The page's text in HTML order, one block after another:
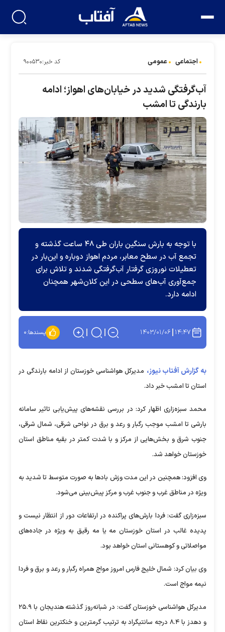
اجتماعی عمومی کد خبر:۹۰۰۵۳۰
آب‌گرفتگی شدید در خیابان‌های اهواز؛ ادامه
بارندگی تا امشب
با توجه به بارش سنگین باران طی ۴۸ ساعت گذشته و
تجمع آب در سطح معابر، مردم اهواز دوباره و این‌بار در
تعطیلات نوروزی گرفتار آب‌گرفتگی شدند و تلاش برای
جمع‌آوری آب‌های سطحی در این کلان‌شهر همچنان
ادامه دارد.
۱۴:۴۷ ۱۴۰۳/۰۱/۰۶ پسندها:۰
به گزارش آفتاب نیوز، مدیرکل هواشناسی خوزستان از ادامه بارندگی در
استان تا امشب خبر داد.
محمد سبزه‌زاری اظهار کرد: در بررسی نقشه‌های پیش‌یابی تاثیر سامانه
بارشی تا امشب موجب رگبار و رعد و برق در نواحی شرقی، شمال شرقی،
جنوب شرق و بخش‌هایی از مرکز و با شدت کمتر در بقیه مناطق استان
خوزستان خواهد شد.
وی افزود: همچنین در این مدت وزش باد‌ها به صورت متوسط تا شدید به
ویژه در مناطق غرب و جنوب غرب و مرکز پیش‌بینی می‌شود.
سبزه‌زاری گفت: فردا بارش‌های پراکنده در ارتفاعات دور از انتظار نیست و
پدیده غالب در استان خوزستان مه یا مه رقیق به ویژه در جاده‌های
مواصلاتی و کوهستانی استان خواهد بود.
وی بیان کرد: شمال خلیج فارس امروز مواج همراه رگبار و رعد و برق و فردا
نیمه مواج است.
مدیرکل هواشناسی خوزستان گفت: در شبانه‌روز گذشته هندیجان با ۲۵.۹
و دهدز با ۸.۴ درجه سانتیگراد به ترتیب گرمترین و خنکترین نقاط استان